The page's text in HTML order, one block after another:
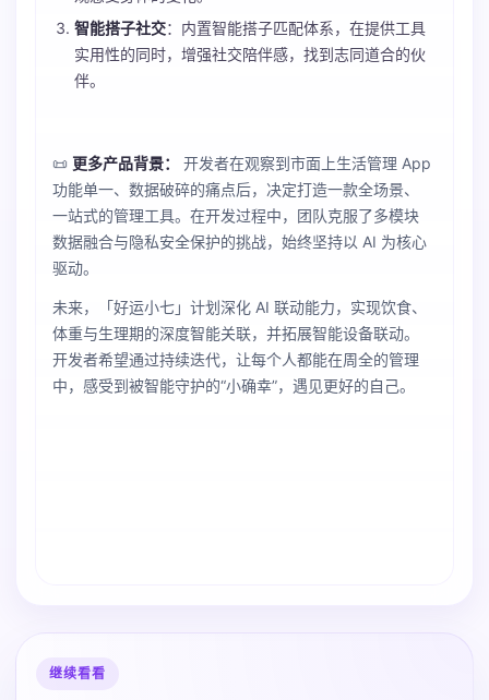
智能搭子社交：内置智能搭子匹配体系，在提供工具
实用性的同时，增强社交陪伴感，找到志同道合的伙
伴。
📜 更多产品背景：
开发者在观察到市面上生活管理 App
功能单一、数据破碎的痛点后，决定打造一款全场景、
一站式的管理工具。在开发过程中，团队克服了多模块
数据融合与隐私安全保护的挑战，始终坚持以 AI 为核心
驱动。
未来，「好运小七」计划深化 AI 联动能力，实现饮食、
体重与生理期的深度智能关联，并拓展智能设备联动。
开发者希望通过持续迭代，让每个人都能在周全的管理
中，感受到被智能守护的“小确幸”，遇见更好的自己。
继续看看